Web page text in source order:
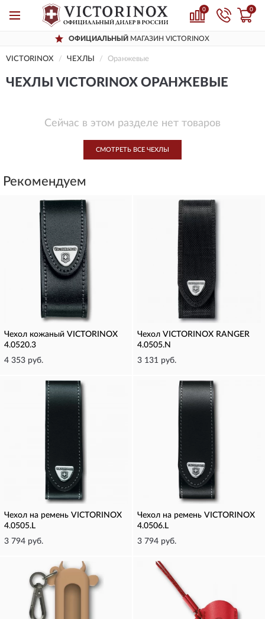
0 0
ОФИЦИАЛЬНЫЙ МАГАЗИН VICTORINOX
VICTORINOX ЧЕХЛЫ Оранжевые
ЧЕХЛЫ VICTORINOX ОРАНЖЕВЫЕ
Сейчас в этом разделе нет товаров
СМОТРЕТЬ ВСЕ ЧЕХЛЫ
Рекомендуем
Чехол кожаный VICTORINOX
4.0520.3
4 353 руб.
Чехол VICTORINOX RANGER
4.0505.N
3 131 руб.
Чехол на ремень VICTORINOX
4.0505.L
3 794 руб.
Чехол на ремень VICTORINOX
4.0506.L
3 794 руб.